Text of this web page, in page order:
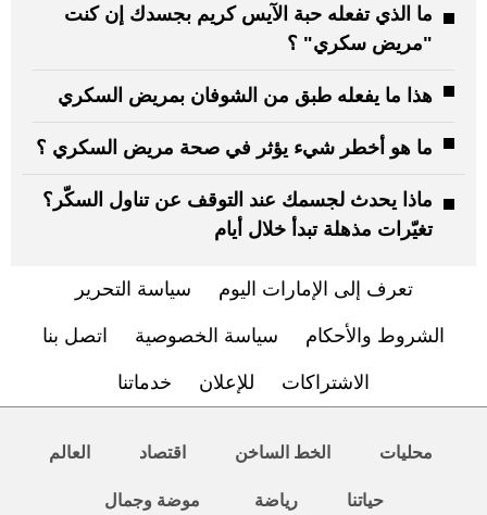
ما الذي تفعله حبة الآيس كريم بجسدك إن كنت
"مريض سكري" ؟
هذا ما يفعله طبق من الشوفان بمريض السكري
ما هو أخطر شيء يؤثر في صحة مريض السكري ؟
ماذا يحدث لجسمك عند التوقف عن تناول السكّر؟
تغيّرات مذهلة تبدأ خلال أيام
تعرف إلى الإمارات اليوم سياسة التحرير
الشروط والأحكام سياسة الخصوصية اتصل بنا
الاشتراكات للإعلان خدماتنا
محليات الخط الساخن اقتصاد العالم
حياتنا رياضة موضة وجمال